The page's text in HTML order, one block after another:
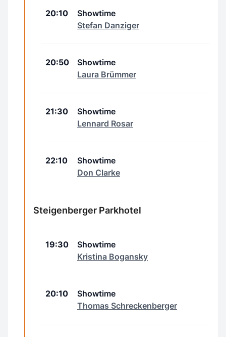
20:10
Showtime
Stefan Danziger
20:50
Showtime
Laura Brümmer
21:30
Showtime
Lennard Rosar
22:10
Showtime
Don Clarke
Steigenberger Parkhotel
19:30
Showtime
Kristina Bogansky
20:10
Showtime
Thomas Schreckenberger